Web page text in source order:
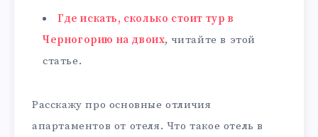
Где искать, сколько стоит тур в
Черногорию на двоих, читайте в этой
статье.
Расскажу про основные отличия
апартаментов от отеля. Что такое отель в